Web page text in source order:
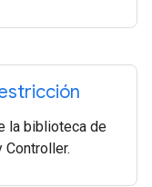
la biblioteca de